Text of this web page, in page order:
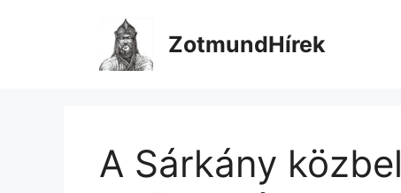
ZotmundHírek
A Sárkány